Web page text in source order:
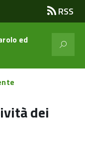
RSS
ed
dei